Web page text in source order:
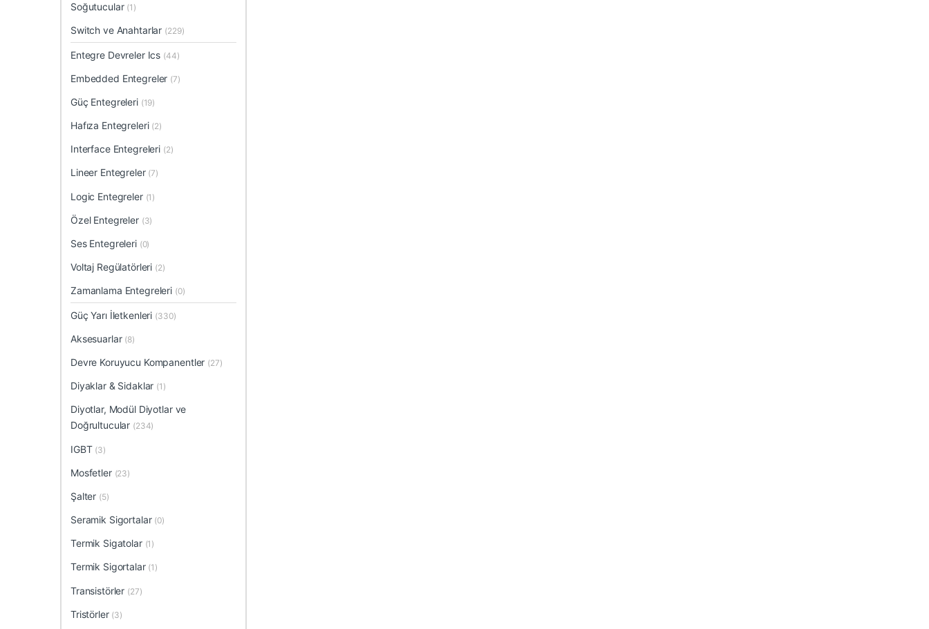
Soğutucular (1)
Switch ve Anahtarlar (229)
Entegre Devreler Ics (44)
Embedded Entegreler (7)
Güç Entegreleri (19)
Hafıza Entegreleri (2)
Interface Entegreleri (2)
Lineer Entegreler (7)
Logic Entegreler (1)
Özel Entegreler (3)
Ses Entegreleri (0)
Voltaj Regülatörleri (2)
Zamanlama Entegreleri (0)
Güç Yarı İletkenleri (330)
Aksesuarlar (8)
Devre Koruyucu Kompanentler (27)
Diyaklar & Sidaklar (1)
Diyotlar, Modül Diyotlar ve
Doğrultucular (234)
IGBT (3)
Mosfetler (23)
Şalter (5)
Seramik Sigortalar (0)
Termik Sigatolar (1)
Termik Sigortalar (1)
Transistörler (27)
Tristörler (3)